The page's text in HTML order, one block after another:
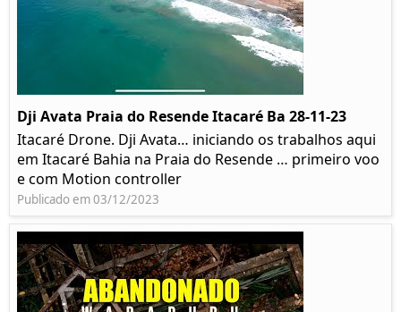
Dji Avata Praia do Resende Itacaré Ba 28-11-23
Itacaré Drone. Dji Avata… iniciando os trabalhos aqui
em Itacaré Bahia na Praia do Resende … primeiro voo
e com Motion controller
Publicado em 03/12/2023